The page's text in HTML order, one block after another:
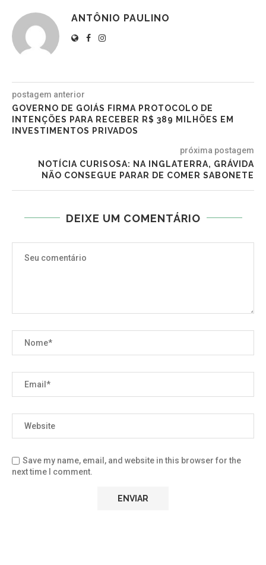
ANTÔNIO PAULINO
postagem anterior
GOVERNO DE GOIÁS FIRMA PROTOCOLO DE
INTENÇÕES PARA RECEBER R$ 389 MILHÕES EM
INVESTIMENTOS PRIVADOS
próxima postagem
NOTÍCIA CURISOSA: NA INGLATERRA, GRÁVIDA
NÃO CONSEGUE PARAR DE COMER SABONETE
DEIXE UM COMENTÁRIO
Save my name, email, and website in this browser for the
next time I comment.